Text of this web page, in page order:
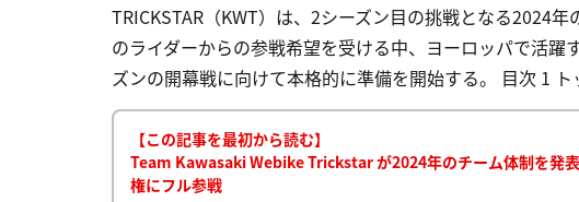
TRICKSTAR（KWT）は、2シーズン目の挑戦となる2024
のライダーからの参戦希望を受ける中、ヨーロッパで活
ズンの開幕戦に向けて本格的に準備を開始する。 目次 1
【この記事を最初から読む】
Team Kawasaki Webike Trickstar が2024年のチーム体制を発
権にフル参戦